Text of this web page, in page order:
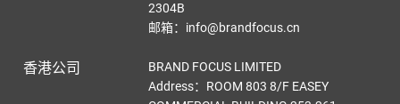
2304B
邮箱：info@brandfocus.cn
香港公司
BRAND FOCUS LIMITED
Address：ROOM 803 8/F EASEY